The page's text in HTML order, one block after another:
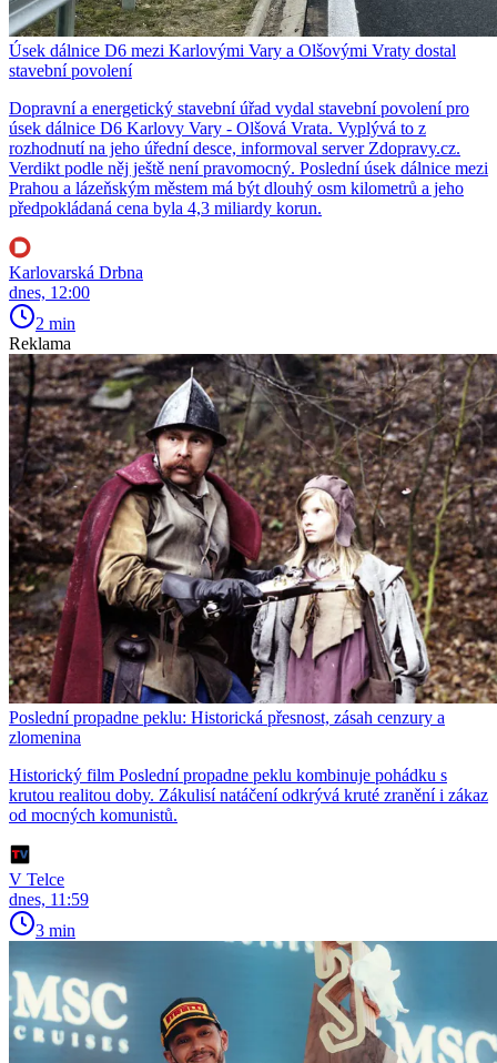
Úsek dálnice D6 mezi Karlovými Vary a Olšovými Vraty dostal
stavební povolení
Dopravní a energetický stavební úřad vydal stavební povolení pro
úsek dálnice D6 Karlovy Vary - Olšová Vrata. Vyplývá to z
rozhodnutí na jeho úřední desce, informoval server Zdopravy.cz.
Verdikt podle něj ještě není pravomocný. Poslední úsek dálnice mezi
Prahou a lázeňským městem má být dlouhý osm kilometrů a jeho
předpokládaná cena byla 4,3 miliardy korun.
Karlovarská Drbna
dnes, 12:00
2 min
Reklama
Poslední propadne peklu: Historická přesnost, zásah cenzury a
zlomenina
Historický film Poslední propadne peklu kombinuje pohádku s
krutou realitou doby. Zákulisí natáčení odkrývá kruté zranění i zákaz
od mocných komunistů.
V Telce
dnes, 11:59
3 min